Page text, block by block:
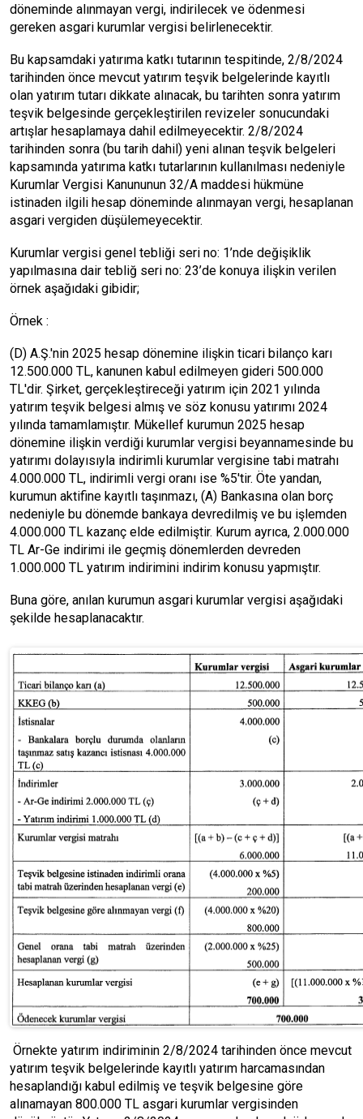
döneminde alınmayan vergi, indirilecek ve ödenmesi
gereken asgari kurumlar vergisi belirlenecektir.
Bu kapsamdaki yatırıma katkı tutarının tespitinde, 2/8/2024
tarihinden önce mevcut yatırım teşvik belgelerinde kayıtlı
olan yatırım tutarı dikkate alınacak, bu tarihten sonra yatırım
teşvik belgesinde gerçekleştirilen revizeler sonucundaki
artışlar hesaplamaya dahil edilmeyecektir. 2/8/2024
tarihinden sonra (bu tarih dahil) yeni alınan teşvik belgeleri
kapsamında yatırıma katkı tutarlarının kullanılması nedeniyle
Kurumlar Vergisi Kanununun 32/A maddesi hükmüne
istinaden ilgili hesap döneminde alınmayan vergi, hesaplanan
asgari vergiden düşülemeyecektir.
Kurumlar vergisi genel tebliği seri no: 1’nde değişiklik
yapılmasına dair tebliğ seri no: 23’de konuya ilişkin verilen
örnek aşağıdaki gibidir;
Örnek :
(D) A.Ş.'nin 2025 hesap dönemine ilişkin ticari bilanço karı
12.500.000 TL, kanunen kabul edilmeyen gideri 500.000
TL'dir. Şirket, gerçekleştireceği yatırım için 2021 yılında
yatırım teşvik belgesi almış ve söz konusu yatırımı 2024
yılında tamamlamıştır. Mükellef kurumun 2025 hesap
dönemine ilişkin verdiği kurumlar vergisi beyannamesinde bu
yatırımı dolayısıyla indirimli kurumlar vergisine tabi matrahı
4.000.000 TL, indirimli vergi oranı ise %5'tir. Öte yandan,
kurumun aktifine kayıtlı taşınmazı, (A) Bankasına olan borç
nedeniyle bu dönemde bankaya devredilmiş ve bu işlemden
4.000.000 TL kazanç elde edilmiştir. Kurum ayrıca, 2.000.000
TL Ar-Ge indirimi ile geçmiş dönemlerden devreden
1.000.000 TL yatırım indirimini indirim konusu yapmıştır.
Buna göre, anılan kurumun asgari kurumlar vergisi aşağıdaki
şekilde hesaplanacaktır.
Örnekte yatırım indiriminin 2/8/2024 tarihinden önce mevcut
yatırım teşvik belgelerinde kayıtlı yatırım harcamasından
hesaplandığı kabul edilmiş ve teşvik belgesine göre
alınamayan 800.000 TL asgari kurumlar vergisinden